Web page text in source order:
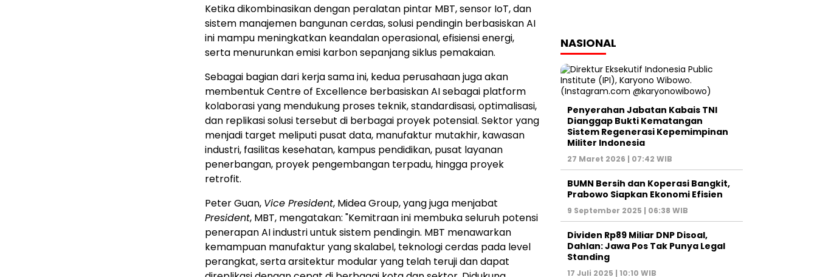
Ketika dikombinasikan dengan peralatan pintar MBT, sensor IoT, dan
sistem manajemen bangunan cerdas, solusi pendingin berbasiskan AI
ini mampu meningkatkan keandalan operasional, efisiensi energi,
serta menurunkan emisi karbon sepanjang siklus pemakaian.
Sebagai bagian dari kerja sama ini, kedua perusahaan juga akan
membentuk Centre of Excellence berbasiskan AI sebagai platform
kolaborasi yang mendukung proses teknik, standardisasi, optimalisasi,
dan replikasi solusi tersebut di berbagai proyek potensial. Sektor yang
menjadi target meliputi pusat data, manufaktur mutakhir, kawasan
industri, fasilitas kesehatan, kampus pendidikan, pusat layanan
penerbangan, proyek pengembangan terpadu, hingga proyek
retrofit.
Peter Guan, Vice President, Midea Group, yang juga menjabat
President, MBT, mengatakan: "Kemitraan ini membuka seluruh potensi
penerapan AI industri untuk sistem pendingin. MBT menawarkan
kemampuan manufaktur yang skalabel, teknologi cerdas pada level
perangkat, serta arsitektur modular yang telah teruji dan dapat
NASIONAL
Penyerahan Jabatan Kabais TNI
Dianggap Bukti Kematangan
Sistem Regenerasi Kepemimpinan
Militer Indonesia
27 Maret 2026 | 07:42 WIB
BUMN Bersih dan Koperasi Bangkit,
Prabowo Siapkan Ekonomi Efisien
9 September 2025 | 06:38 WIB
Dividen Rp89 Miliar DNP Disoal,
Dahlan: Jawa Pos Tak Punya Legal
Standing
17 Juli 2025 | 10:10 WIB